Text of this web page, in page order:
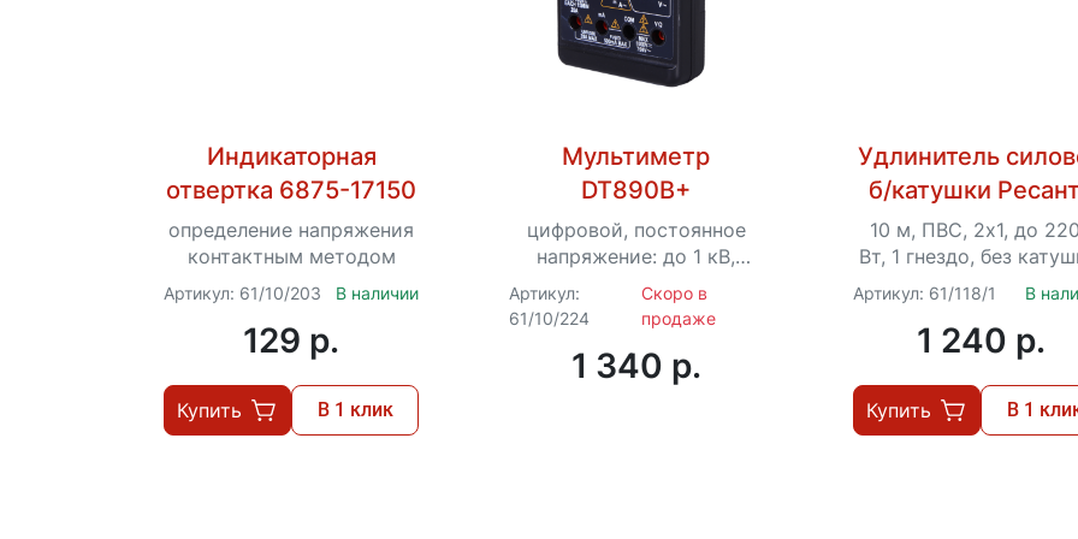
Индикаторная
отвертка 6875-17150
определение напряжения
контактным методом
Артикул: 61/10/203 В наличии
129 p.
Купить В 1 клик
Мультиметр
DT890B+
цифровой, постоянное
напряжение: до 1 кВ,
переменное: до 750 В, до
20 А, до 200 МОм, до 20
мкФ
Артикул:
61/10/224
Скоро в
продаже
1 340 p.
Удлинитель
б/катушки
СУ-2х1-10/0
10 м, ПВС, 2х1, до
Вт, 1 гнездо, без
IP44
Артикул: 61/118/1 В
1 240 p.
Купить В 1